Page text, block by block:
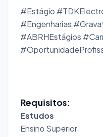
#Estágio
#Engenharias
#ABRHEstágios
Requisitos:
Estudos
Ensino Superior